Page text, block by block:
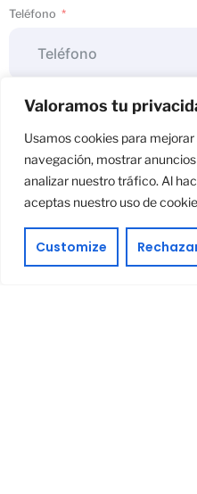
Valoramos tu
Usamos cookies para
navegación, mostrar
analizar nuestro tráfico. Al
aceptas nuestro uso de
Customize
Teléfono
Asunto
Tu mensaje